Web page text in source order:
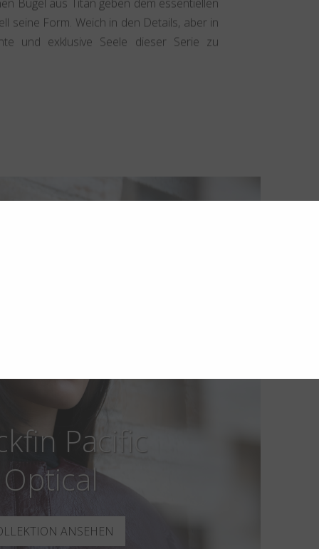
seine Form. Weich in den Details, aber in
und exklusive Seele dieser Serie zu
Pacific
Optical
ANSEHEN